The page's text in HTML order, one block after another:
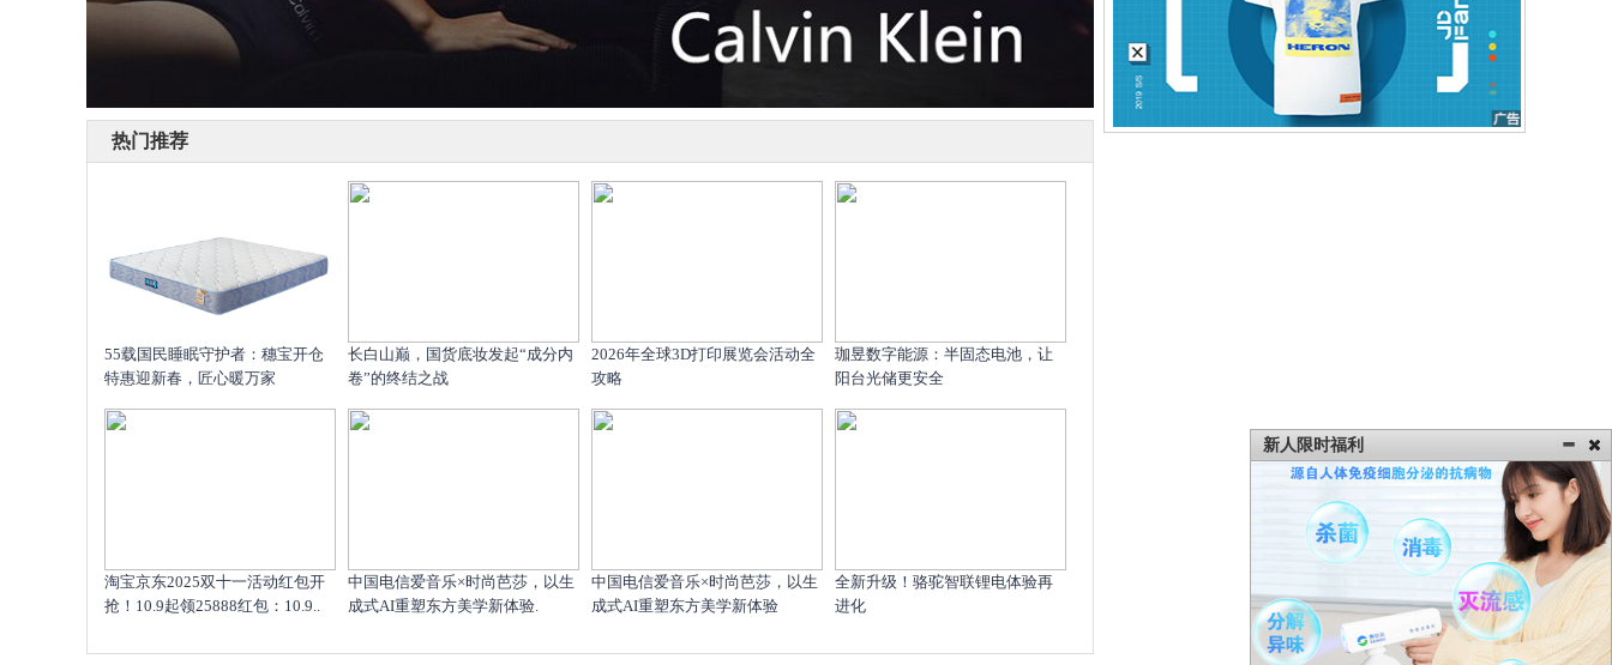
新人限时福利
热门推荐
55载国民睡眠守护者：穗宝开仓
特惠迎新春，匠心暖万家
长白山巅，国货底妆发起“成分内
卷”的终结之战
2026年全球3D打印展览会活动全
攻略
珈昱数字能源：半固态电池，让
阳台光储更安全
淘宝京东2025双十一活动红包开
抢！10.9起领25888红包：10.9..
中国电信爱音乐×时尚芭莎，以生
成式AI重塑东方美学新体验.
中国电信爱音乐×时尚芭莎，以生
成式AI重塑东方美学新体验
全新升级！骆驼智联锂电体验再
进化